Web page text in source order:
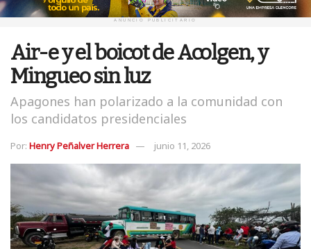
ANUNCIO PUBLICITARIO
Air-e y el boicot de Acolgen, y
Mingueo sin luz
Apagones han polarizado a la comunidad con
los candidatos presidenciales
Por: Henry Peñalver Herrera junio 11, 2026